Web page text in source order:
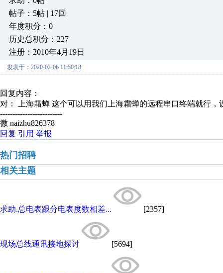
帖子：5帖 | 17回
年度积分：0
历史总积分：227
注册：2010年4月19日
发表于：2020-02-06 11:50:18
回复内容：
对： 上海霜蝉 这个可以用我们上海霜蝉的远程串口终端就行，
-------------------------
微 naizhu826378
回复 引用 举报
热门招聘
相关主题
求助.总电表跟分电表度数相差... [2357]
现场总线通讯接地探讨 [5694]